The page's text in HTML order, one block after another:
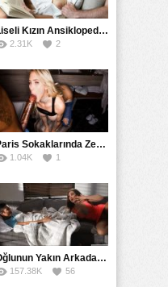
Liseli Kızın Ansiklopedisini Kitap Gibi Tane Tane Okudu
2.31K 2
Paris Sokaklarında Zenci Yarağını Gırtlağına Kadar İndirdi
1.04K 1
Oğlunun Yakın Arkadaşına Yorgan Altından Sulanan Milf
157.38K 56